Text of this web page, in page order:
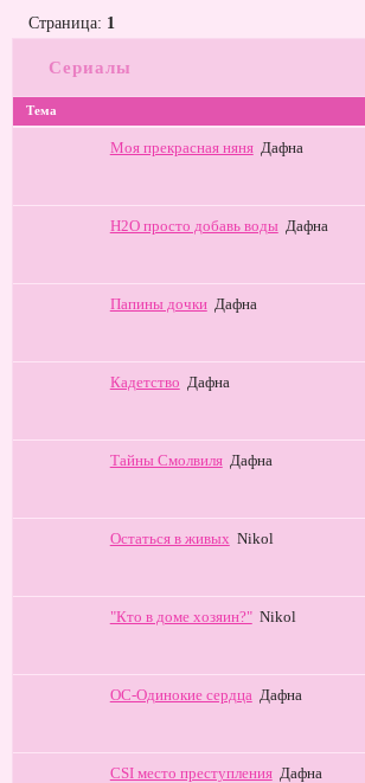
Сериалы
Страница: 1
Тема
Моя прекрасная няня Дафна
Н2О просто добавь воды Дафна
Папины дочки Дафна
Кадетство Дафна
Тайны Смолвиля Дафна
Остаться в живых Nikol
"Кто в доме хозяин?" Nikol
ОС-Одинокие сердца Дафна
СSI место преступления Дафна